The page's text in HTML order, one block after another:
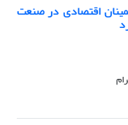
اقتصادی در صنعت